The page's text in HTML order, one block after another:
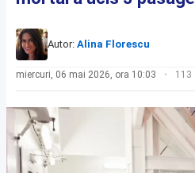
Autor: Alina Florescu
miercuri, 06 mai 2026, ora 10:03 113